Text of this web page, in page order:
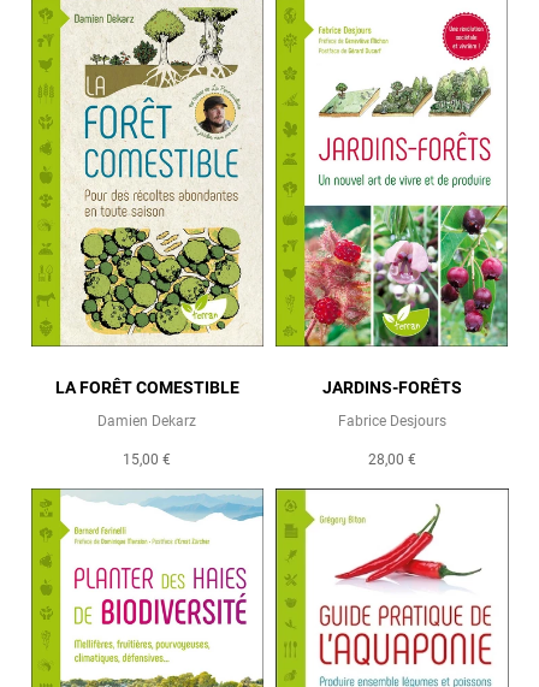
LA FORÊT COMESTIBLE
Damien Dekarz
15,00 €
JARDINS-FORÊTS
Fabrice Desjours
28,00 €